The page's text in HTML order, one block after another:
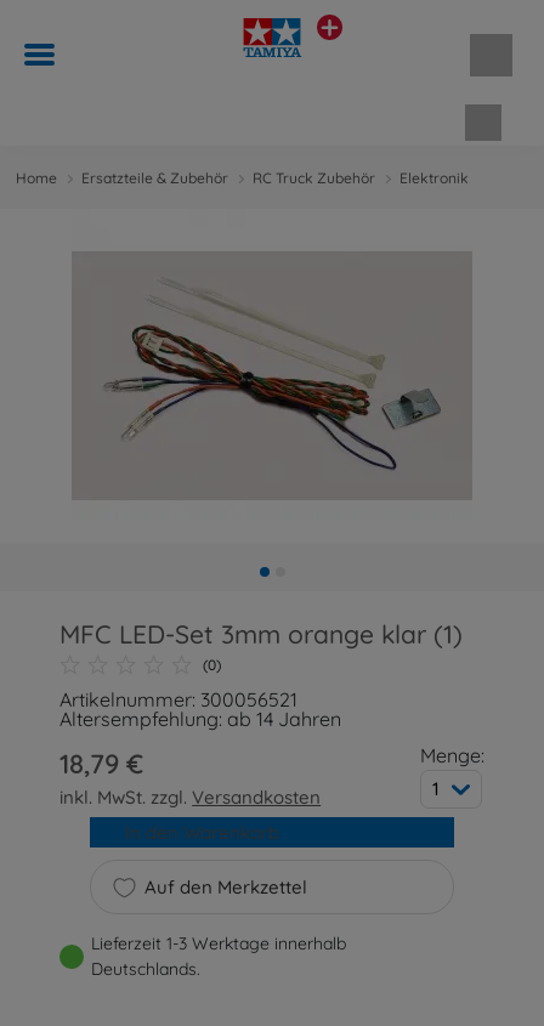
Home Ersatzteile & Zubehör RC Truck Zubehör Elektronik
MFC LED-Set 3mm orange klar (1)
(0)
Artikelnummer: 300056521
Altersempfehlung: ab 14 Jahren
18,79 €
inkl. MwSt. zzgl.Versandkosten
Menge:
1
Auf den Merkzettel
In den Warenkorb
Lieferzeit 1-3 Werktage innerhalb
Deutschlands.